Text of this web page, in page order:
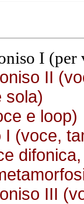
I (per
II
sola)
e loop)
I (voce,
III